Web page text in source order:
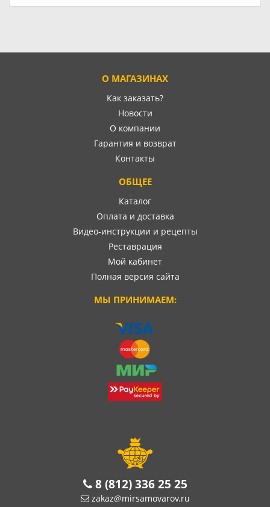
О МАГАЗИНАХ
Как заказать?
Новости
О компании
Гарантия и возврат
Контакты
ОБЩЕЕ
Каталог
Оплата и доставка
Видео-инструкции и рецепты
Реставрация
Мой кабинет
Полная версия сайта
МЫ ПРИНИМАЕМ:
8 (812) 336 25 25
zakaz@mirsamovarov.ru